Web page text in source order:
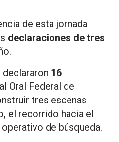
de esta jornada
declaraciones de tres
declararon 16
Oral Federal de
tres escenas
el recorrido hacia el
de búsqueda.